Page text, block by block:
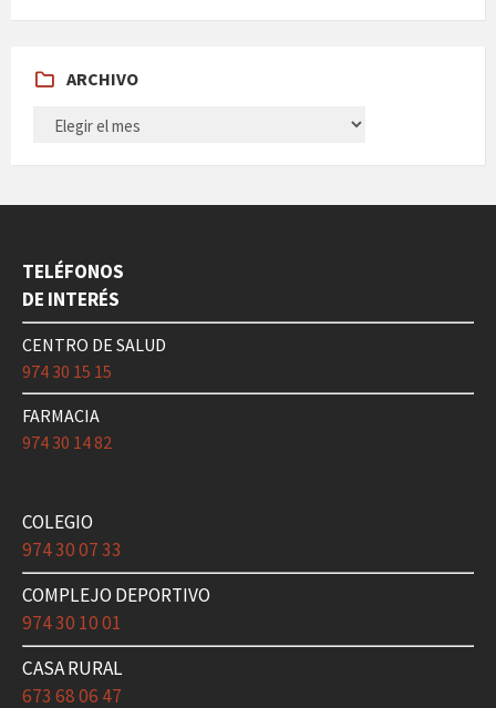
ARCHIVO
TELÉFONOS
DE INTERÉS
CENTRO DE SALUD
974 30 15 15
FARMACIA
974 30 14 82
COLEGIO
974 30 07 33
COMPLEJO DEPORTIVO
974 30 10 01
CASA RURAL
673 68 06 47